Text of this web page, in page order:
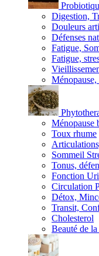
Digestion,
Douleurs
Défenses
Fatigue,
Fatigue,
Ménopause
Toux rhume
Sommeil
Tonus,
Fonction
Circulation
Détox,
Transit,
Cholesterol
Beauté de la